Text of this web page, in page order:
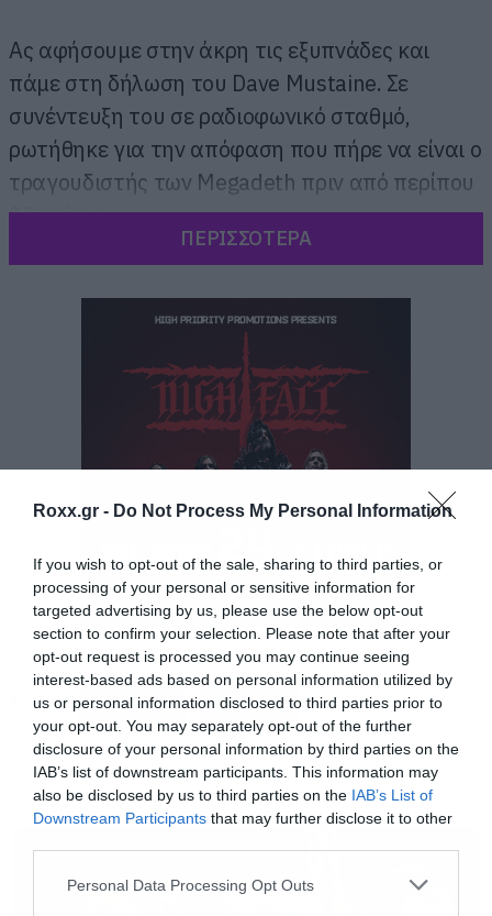
Roxx.gr - Do Not Process My Personal Information
If you wish to opt-out of the sale, sharing to third parties, or
processing of your personal or sensitive information for
targeted advertising by us, please use the below opt-out
section to confirm your selection. Please note that after your
opt-out request is processed you may continue seeing
interest-based ads based on personal information utilized by
us or personal information disclosed to third parties prior to
your opt-out. You may separately opt-out of the further
disclosure of your personal information by third parties on the
IAB’s list of downstream participants. This information may
also be disclosed by us to third parties on the IAB’s List of
Downstream Participants that may further disclose it to other
Please note that this website/app uses one or more Google
Personal Data Processing Opt Outs
Ας αφήσουμε στην άκρη τις εξυπνάδες και
πάμε στη δήλωση του Dave Mustaine. Σε
συνέντευξη του σε ραδιοφωνικό σταθμό,
ρωτήθηκε για την απόφαση που πήρε να είναι ο
τραγουδιστής των Megadeth πριν από περίπου
30 χρόνια.
Αφού ξεκίνησε λέγοντας ότι μαζί με τον Dave
Ellefson δοκίμασαν αρκετούς τύπους για τη
θέση, τελικά κατέληξε αυτός πίσω από το
μικρόφωνο.
προφανώς δεν είναι το δυνατό μου σημείο
ΠΕΡΙΣΣΟΤΕΡΑ
Tags: MEGADETH MUSTAINE